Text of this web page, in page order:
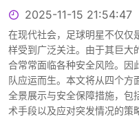
2025-11-15 21:54:47
在现代社会，足球明星不仅仅
样受到广泛关注。由于其巨大
合常常面临各种安全风险。因
队应运而生。本文将从四个方
全景展示与安全保障措施，包
术手段以及应对突发情况的策